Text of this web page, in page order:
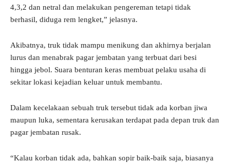
4,3,2 dan netral dan melakukan pengereman tetapi tidak
berhasil, diduga rem lengket,” jelasnya.
Akibatnya, truk tidak mampu menikung dan akhirnya berjalan
lurus dan menabrak pagar jembatan yang terbuat dari besi
hingga jebol. Suara benturan keras membuat pelaku usaha di
sekitar lokasi kejadian keluar untuk membantu.
Dalam kecelakaan sebuah truk tersebut tidak ada korban jiwa
maupun luka, sementara kerusakan terdapat pada depan truk dan
pagar jembatan rusak.
“Kalau korban tidak ada, bahkan sopir baik-baik saja, biasanya